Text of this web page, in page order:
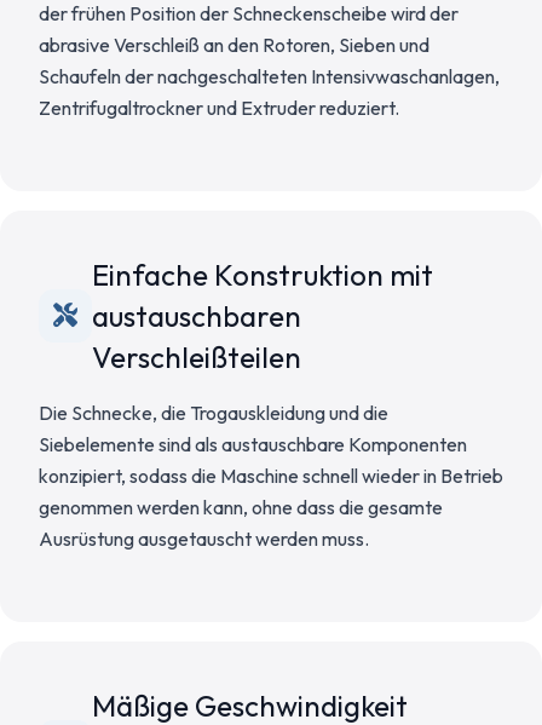
der frühen Position der Schneckenscheibe wird der
abrasive Verschleiß an den Rotoren, Sieben und
Schaufeln der nachgeschalteten Intensivwaschanlagen,
Zentrifugaltrockner und Extruder reduziert.
Einfache Konstruktion mit
austauschbaren
Verschleißteilen
Die Schnecke, die Trogauskleidung und die
Siebelemente sind als austauschbare Komponenten
konzipiert, sodass die Maschine schnell wieder in Betrieb
genommen werden kann, ohne dass die gesamte
Ausrüstung ausgetauscht werden muss.
Mäßige Geschwindigkeit